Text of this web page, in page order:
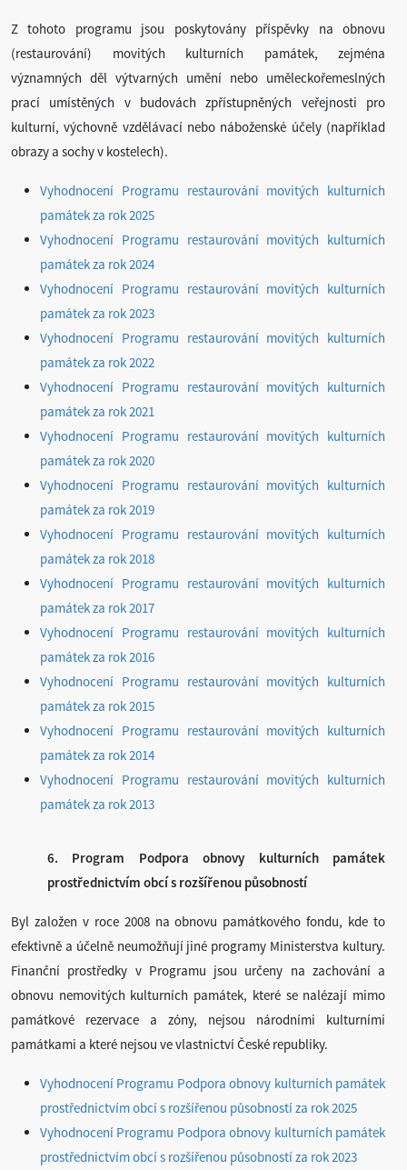
Z tohoto programu jsou poskytovány příspěvky na obnovu
(restaurování) movitých kulturních památek, zejména
významných děl výtvarných umění nebo uměleckořemeslných
prací umístěných v budovách zpřístupněných veřejnosti pro
kulturní, výchovně vzdělávací nebo náboženské účely (například
obrazy a sochy v kostelech).
Vyhodnocení Programu restaurování movitých kulturních
památek za rok 2025
Vyhodnocení Programu restaurování movitých kulturních
památek za rok 2024
Vyhodnocení Programu restaurování movitých kulturních
památek za rok 2023
Vyhodnocení Programu restaurování movitých kulturních
památek za rok 2022
Vyhodnocení Programu restaurování movitých kulturních
památek za rok 2021
Vyhodnocení Programu restaurování movitých kulturních
památek za rok 2020
Vyhodnocení Programu restaurování movitých kulturních
památek za rok 2019
Vyhodnocení Programu restaurování movitých kulturních
památek za rok 2018
Vyhodnocení Programu restaurování movitých kulturních
památek za rok 2017
Vyhodnocení Programu restaurování movitých kulturních
památek za rok 2016
Vyhodnocení Programu restaurování movitých kulturních
památek za rok 2015
Vyhodnocení Programu restaurování movitých kulturních
památek za rok 2014
Vyhodnocení Programu restaurování movitých kulturních
památek za rok 2013
6. Program Podpora obnovy kulturních památek
prostřednictvím obcí s rozšířenou působností
Byl založen v roce 2008 na obnovu památkového fondu, kde to
efektivně a účelně neumožňují jiné programy Ministerstva kultury.
Finanční prostředky v Programu jsou určeny na zachování a
obnovu nemovitých kulturních památek, které se nalézají mimo
památkové rezervace a zóny, nejsou národními kulturními
památkami a které nejsou ve vlastnictví České republiky.
Vyhodnocení Programu Podpora obnovy kulturních památek
prostřednictvím obcí s rozšířenou působností za rok 2025
Vyhodnocení Programu Podpora obnovy kulturních památek
prostřednictvím obcí s rozšířenou působností za rok 2023